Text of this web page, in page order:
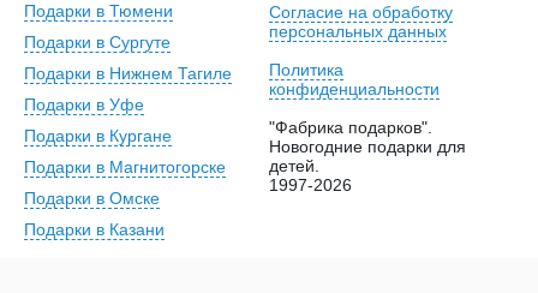
Подарки в Тюмени
Подарки в Сургуте
Подарки в Нижнем Тагиле
Подарки в Уфе
Подарки в Кургане
Подарки в Магнитогорске
Подарки в Омске
Подарки в Казани
Согласие на обработку
персональных данных
Политика
конфиденциальности
"Фабрика подарков".
Новогодние подарки для
детей.
1997-2026